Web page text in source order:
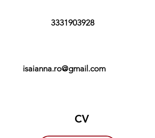
3331903928
isaianna.ro@gmail.com
CV